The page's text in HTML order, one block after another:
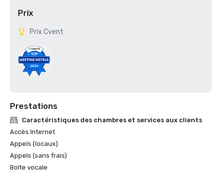
Prix
Prix Cvent
Prestations
Caractéristiques des chambres et services aux clients
Accès Internet
Appels (locaux)
Appels (sans frais)
Boîte vocale